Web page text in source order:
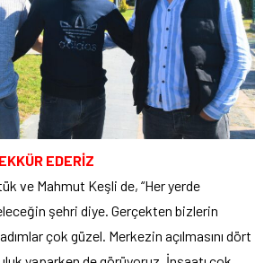
EDERİZ
ve Mahmut Keşli de, “Her yerde
şehri diye. Gerçekten bizlerin
çok güzel. Merkezin açılmasını dört